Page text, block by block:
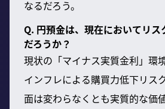
なるだろう。
Q. 円預金は、現在においてリス
だろうか？
現状の「マイナス実質金利」環
インフレによる購買力低下リス
面は変わらなくとも実質的な価